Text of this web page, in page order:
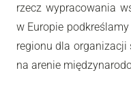
rzecz wypracowania
w Europie
regionu dla
na arenie